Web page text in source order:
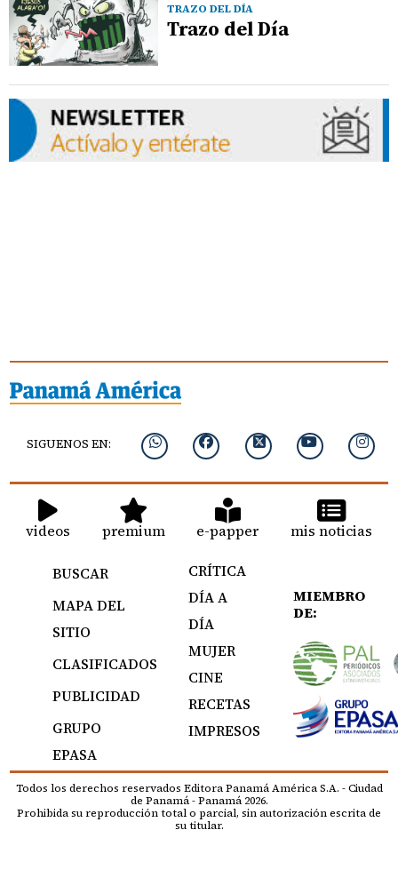
TRAZO DEL DÍA
Trazo del Día
SIGUENOS EN:
videos premium e-papper mis noticias
BUSCAR
MAPA DEL
SITIO
CLASIFICADOS
PUBLICIDAD
GRUPO
EPASA
CRÍTICA
DÍA A
DÍA
MUJER
CINE
RECETAS
IMPRESOS
MIEMBRO
DE:
Todos los derechos reservados Editora Panamá América S.A. - Ciudad
de Panamá - Panamá 2026.
Prohibida su reproducción total o parcial, sin autorización escrita de
su titular.